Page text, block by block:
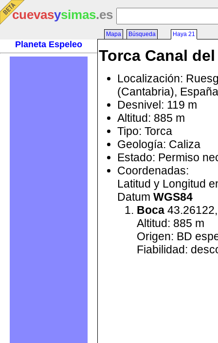
cuevasysimas.es
Planeta Espeleo
Mapa Búsqueda Haya 21
Torca Canal
Localización:
(Cantabria), España
Desnivel: 119 m
Altitud: 885 m
Tipo: Torca
Geología: Caliza
Estado: Permiso
Coordenadas:
Latitud y Longitud
Datum WGS84
Boca
Altitud: 885 m
Origen: BD
Fiabilidad: